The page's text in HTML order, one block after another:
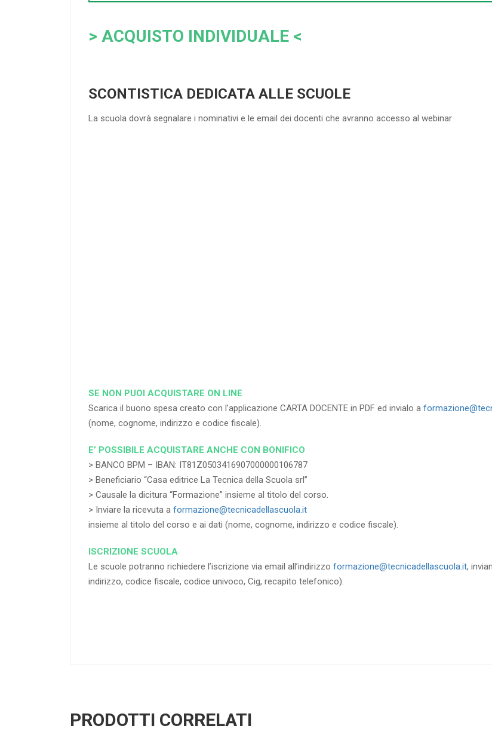
> ACQUISTO INDIVIDUALE <
SCONTISTICA DEDICATA ALLE SCUOLE
La scuola dovrà segnalare i nominativi e le email dei docenti che avranno accesso al webinar
SE NON PUOI ACQUISTARE ON LINE
Scarica il buono spesa creato con l’applicazione CARTA DOCENTE in PDF ed invialo a
(nome, cognome, indirizzo e codice fiscale).
E’ POSSIBILE ACQUISTARE ANCHE CON BONIFICO
> BANCO BPM – IBAN: IT81Z0503416907000000106787
> Beneficiario “Casa editrice La Tecnica della Scuola srl”
> Causale la dicitura “Formazione” insieme al titolo del corso.
> Inviare la ricevuta a formazione@tecnicadellascuola.it
insieme al titolo del corso e ai dati (nome, cognome, indirizzo e codice fiscale).
ISCRIZIONE SCUOLA
Le scuole potranno richiedere l’iscrizione via email all’indirizzo formazione@tecnicadellascuola.it,
indirizzo, codice fiscale, codice univoco, Cig, recapito telefonico).
PRODOTTI CORRELATI